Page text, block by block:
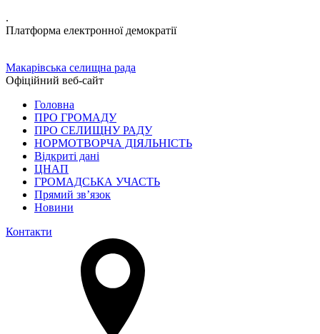
.
Платформа електронної демократії
Макарівська селищна рада
Офіційний веб-сайт
Головна
ПРО ГРОМАДУ
ПРО СЕЛИЩНУ РАДУ
НОРМОТВОРЧА ДІЯЛЬНІСТЬ
Відкриті дані
ЦНАП
ГРОМАДСЬКА УЧАСТЬ
Прямий зв’язок
Новини
Контакти